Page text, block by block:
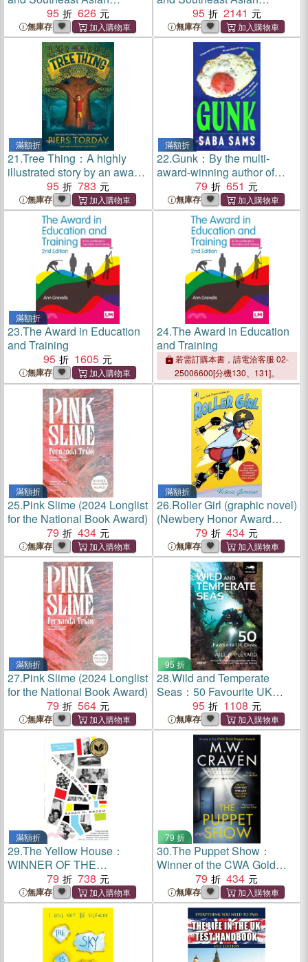
Presence, Identity and
Activism in the UK
95 626
無庫存
Presence, Identity and
Activism in the UK
95 2141
無庫存
滿額折
21.Tree Thing：A highly
illustrated story by an award-
winning author
95 783
無庫存
滿額折
22.Gunk：By the multi-
award-winning author of
SEND NUDES
79 651
無庫存
滿額折
23.The Award in Education
and Training
95
1605
無庫存
24.The Award in Education
and Training
若需訂購本書，請電洽客服 02-
25006600[分機130、131]。
滿額折
25.Pink Slime (2024 Longlist
for the National Book Award)
79
434
無庫存
滿額折
26.Roller Girl (graphic novel)
(Newbery Honor Award
79 434
無庫存
滿額折
27.Pink Slime (2024 Longlist
for the National Book Award)
79
564
無庫存
95 折
28.Wild and Temperate
Seas：50 Favourite UK
95 1108
無庫存
滿額折
29.The Yellow House：
WINNER OF THE
NATIONAL BOOK AWARD
FOR NONFICTION
79 738
無庫存
79 折
30.The Puppet Show：
Winner of the CWA Gold
Dagger Award 2019
79 434
無庫存